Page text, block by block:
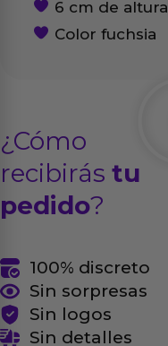
6 cm de altura
Color fuchsia
¿Cómo
recibirás tu
pedido?
100% discreto
Sin sorpresas
Sin logos
Sin detalles